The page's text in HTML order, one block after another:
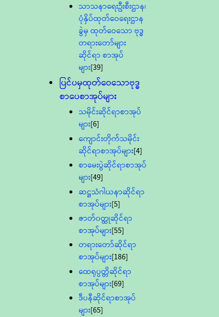
သာသနာရေးဦးစီးဌာန၊
ပုံနှိပ်ထုတ်ဝေရေးဌာန
ခွဲမှ ထုတ်ဝေသော ဗုဒ္ဓ
တရားတော်များ
ဆိုင်ရာ စာအုပ်
များ[39]
ပြင်ပမှထုတ်ဝေသောဗုဒ္ဓ
စာပေစာအုပ်များ
သမိုင်းဆိုင်ရာစာအုပ်
များ[6]
ကျောင်းတိုက်သမိုင်း
ဆိုင်ရာစာအုပ်များ[4]
စာမေးပွဲဆိုင်ရာစာအုပ်
များ[49]
ဆဋ္ဌသံဂါယနာဆိုင်ရာ
စာအုပ်များ[5]
ဇာတ်၀တ္ထုဆိုင်ရာ
စာအုပ်များ[55]
တရားတော်ဆိုင်ရာ
စာအုပ်များ[186]
ထေရုပ္ပတ္တိဆိုင်ရာ
စာအုပ်များ[69]
ဒီပနီဆိုင်ရာစာအုပ်
များ[65]